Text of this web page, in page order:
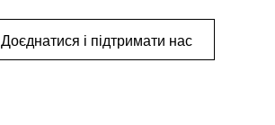
Доєднатися і підтримати нас